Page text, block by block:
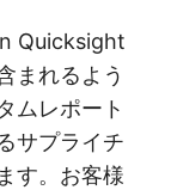
Quicksight
まれるよう
ムレポート
サプライチ
す。お客様